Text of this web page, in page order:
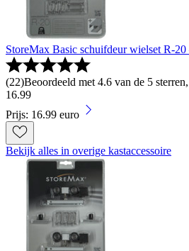
StoreMax Basic schuifdeur wielset R-
(22)Beoordeeld met 4.6 van de 5
16.99
Prijs: 16.99 euro
Bekijk alles in overige kastaccessoire